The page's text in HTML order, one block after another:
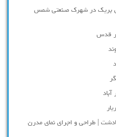
بریک در شهرک صنعتی شمس
قدس
آباد
| طراحی و اجرای نمای مدرن